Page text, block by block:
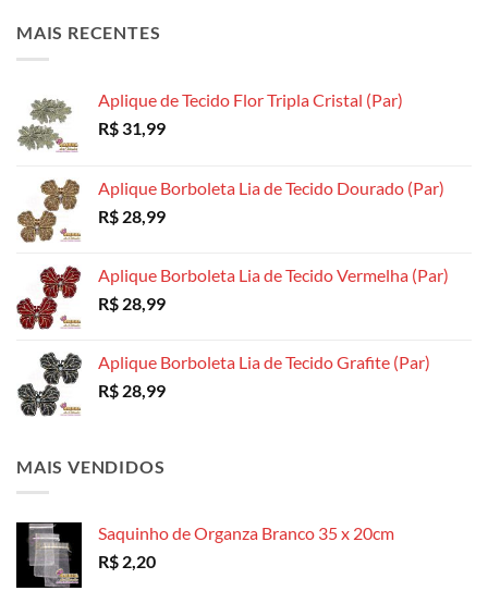
podem
na
página
na
página
MAIS RECENTES
Aplique de Tecido Flor Tripla Cristal (Par)
R$ 31,99
Aplique Borboleta Lia de Tecido Dourado (Par)
R$ 28,99
Aplique Borboleta Lia de Tecido Vermelha (Par)
R$ 28,99
Aplique Borboleta Lia de Tecido Grafite (Par)
R$ 28,99
MAIS VENDIDOS
Saquinho de Organza Branco 35 x 20cm
R$ 2,20